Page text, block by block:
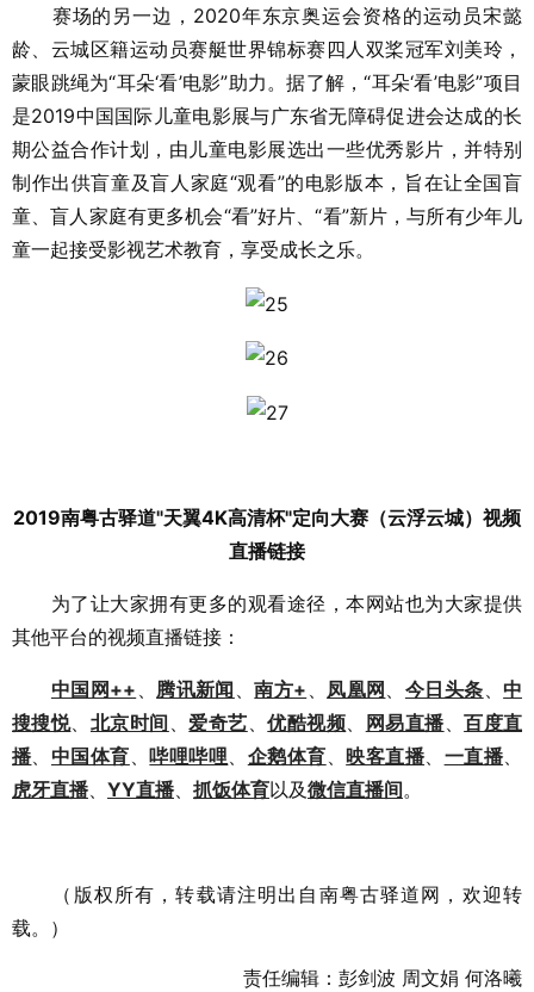
赛场的另一边，2020年东京奥运会资格的运动员宋懿
龄、云城区籍运动员赛艇世界锦标赛四人双桨冠军刘美玲，
蒙眼跳绳为“耳朵‘看’电影”助力。据了解，“耳朵‘看’电影”项目
是2019中国国际儿童电影展与广东省无障碍促进会达成的长
期公益合作计划，由儿童电影展选出一些优秀影片，并特别
制作出供盲童及盲人家庭“观看”的电影版本，旨在让全国盲
童、盲人家庭有更多机会“看”好片、“看”新片，与所有少年儿
童一起接受影视艺术教育，享受成长之乐。
2019南粤古驿道"天翼4K高清杯"定向大赛（云浮云城）视频
直播链接
为了让大家拥有更多的观看途径，本网站也为大家提供
其他平台的视频直播链接：
中国网++ 、 腾讯新闻 、南方+ 、 凤凰网 、 今日头条、中
搜搜悦、 北京时间 、爱奇艺、优酷视频、 网易直播、百度直
播、 中国体育、哔哩哔哩、 企鹅体育、 映客直播、 一直播、
虎牙直播、 YY直播、 抓饭体育以及微信直播间。
（版权所有，转载请注明出自南粤古驿道网，欢迎转
载。）
责任编辑：彭剑波 周文娟 何洛曦